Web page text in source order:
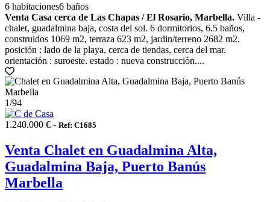
6 habitaciones6 baños
Venta Casa cerca de Las Chapas / El Rosario, Marbella. Villa -
chalet, guadalmina baja, costa del sol. 6 dormitorios, 6.5 baños,
construidos 1069 m2, terraza 623 m2, jardin/terreno 2682 m2.
posición : lado de la playa, cerca de tiendas, cerca del mar.
orientación : suroeste. estado : nueva construcción....
1/94
1.240.000 € - Ref: C1685
Venta Chalet en Guadalmina Alta,
Guadalmina Baja, Puerto Banús
Marbella